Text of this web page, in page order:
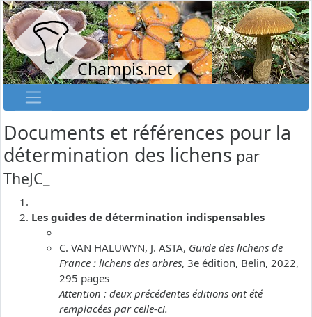
Champis.net
Documents et références pour la
détermination des lichens par
TheJC_
Les guides de détermination indispensables
C. VAN HALUWYN, J. ASTA, Guide des lichens de
France : lichens des arbres, 3e édition, Belin, 2022,
295 pages
Attention : deux précédentes éditions ont été
remplacées par celle-ci.